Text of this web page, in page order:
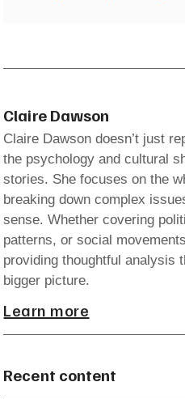
Claire Dawson
Claire Dawson doesn’t just
the psychology and cultural
stories. She focuses on the
breaking down complex
sense. Whether covering
patterns, or social
providing thoughtful analysis
bigger picture.
Learn more
Recent content